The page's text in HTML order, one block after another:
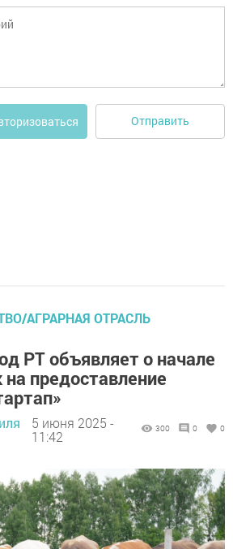
Отправить
АГРАРНАЯ ОТРАСЛЬ
РТ объявляет о начале
предоставление
5 июня 2025 -
11:42
300 0 0